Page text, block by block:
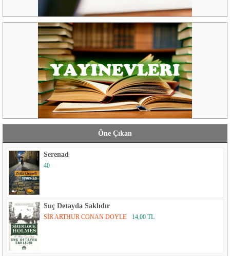
Öne Çıkan
Serenad
40
Suç Detayda Saklıdır
SİR ARTHUR CONAN DOYLE 14,00 TL